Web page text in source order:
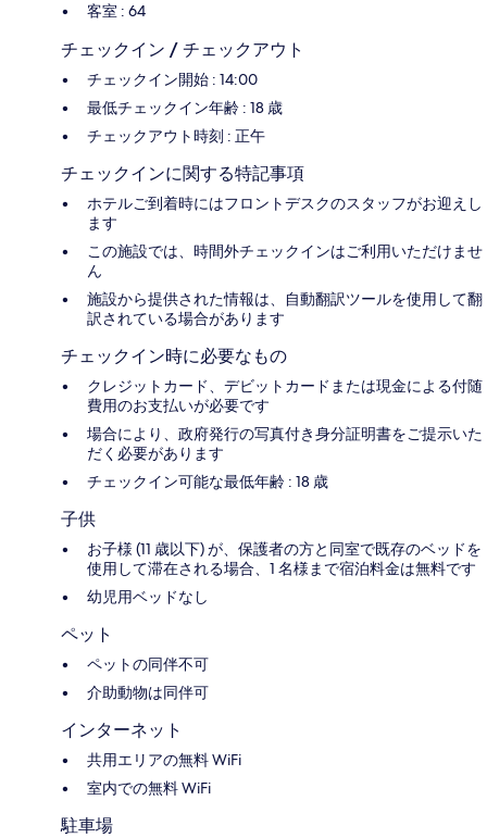
客室 : 64
チェックイン / チェックアウト
チェックイン開始 : 14:00
最低チェックイン年齢 : 18 歳
チェックアウト時刻 : 正午
チェックインに関する特記事項
ホテルご到着時にはフロントデスクのスタッフがお迎えし
ます
この施設では、時間外チェックインはご利用いただけませ
ん
施設から提供された情報は、自動翻訳ツールを使用して翻
訳されている場合があります
チェックイン時に必要なもの
クレジットカード、デビットカードまたは現金による付随
費用のお支払いが必要です
場合により、政府発行の写真付き身分証明書をご提示いた
だく必要があります
チェックイン可能な最低年齢 : 18 歳
子供
お子様 (11 歳以下) が、保護者の方と同室で既存のベッドを
使用して滞在される場合、1 名様まで宿泊料金は無料です
幼児用ベッドなし
ペット
ペットの同伴不可
介助動物は同伴可
インターネット
共用エリアの無料 WiFi
室内での無料 WiFi
駐車場